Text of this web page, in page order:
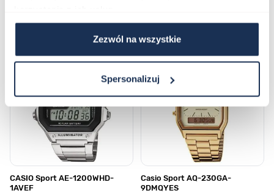
Zezwól na wszystkie
Spersonalizuj
Poruszanie się po elementach karuzeli jest możliwe za pomocą
Naciśnij, aby przejść do nawigacji karuzeli
CASIO Sport AE-1200WHD-
1AVEF
Casio Sport AQ-230GA-
9DMQYES